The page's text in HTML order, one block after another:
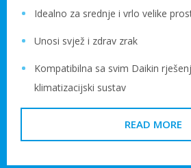
Idealno za srednje i vrlo velike
Unosi svjež i zdrav zrak
Kompatibilna sa svim Daikin
klimatizacijski sustav
READ MORE